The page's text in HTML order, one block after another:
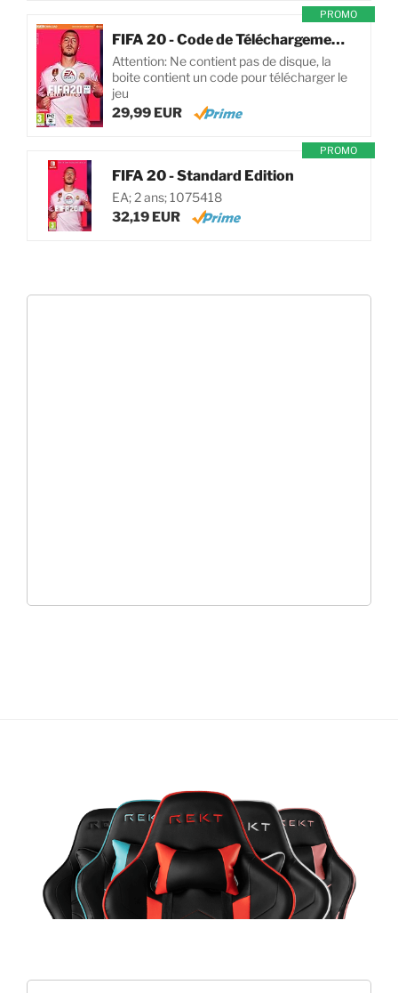
PROMO
FIFA 20 - Code de Téléchargement pour PC
Attention: Ne contient pas de disque, la
boite contient un code pour télécharger le
jeu
29,99 EUR
PROMO
FIFA 20 - Standard Edition
EA; 2 ans; 1075418
32,19 EUR